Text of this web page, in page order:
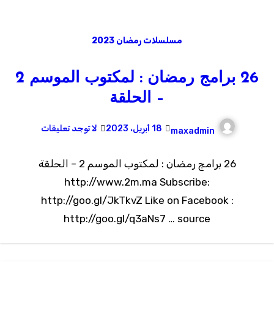
مسلسلات رمضان 2023
26 برامج رمضان : لمكتوب الموسم 2
– الحلقة
maxadmin 18 أبريل، 2023 لا توجد تعليقات
26 برامج رمضان : لمكتوب الموسم 2 – الحلقة
http://www.2m.ma Subscribe:
http://goo.gl/JkTkvZ Like on Facebook :
http://goo.gl/q3aNs7 … source